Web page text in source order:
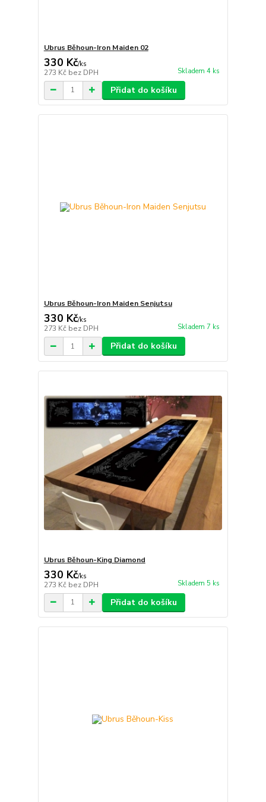
Ubrus Běhoun-Iron Maiden 02
330 Kč/ks
273 Kč bez DPH Skladem 4 ks
Přidat do košíku
Ubrus Běhoun-Iron Maiden Senjutsu
330 Kč/ks
273 Kč bez DPH Skladem 7 ks
Přidat do košíku
Ubrus Běhoun-King Diamond
330 Kč/ks
273 Kč bez DPH Skladem 5 ks
Přidat do košíku